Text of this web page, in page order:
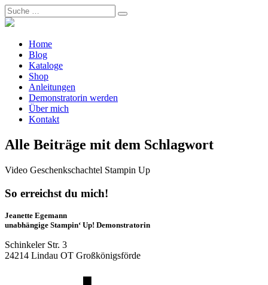
Home
Blog
Kataloge
Shop
Anleitungen
Demonstratorin werden
Über mich
Kontakt
Alle Beiträge mit dem Schlagwort
Video Geschenkschachtel Stampin Up
So erreichst du mich!
Jeanette Egemann
unabhängige Stampin‘ Up! Demonstratorin
Schinkeler Str. 3
24214 Lindau OT Großkönigsförde